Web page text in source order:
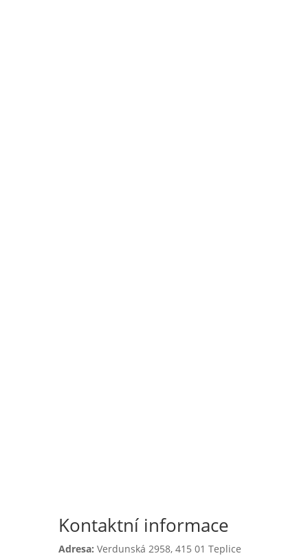
Kontaktní informace
Adresa: Verdunská 2958, 415 01 Teplice